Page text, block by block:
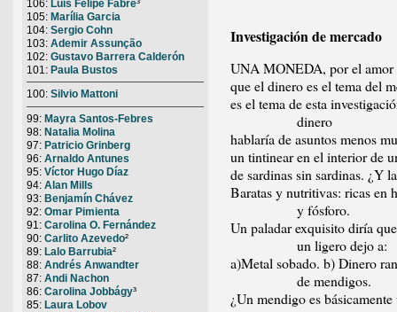
106: Luis Felipe Fabre³
105: Marília Garcia
104: Sergio Cohn
103: Ademir Assunção
102: Gustavo Barrera Calderón
101: Paula Bustos
100: Silvio Mattoni
99: Mayra Santos-Febres
98: Natalia Molina
97: Patricio Grinberg
96: Arnaldo Antunes
95: Víctor Hugo Díaz
94: Alan Mills
93: Benjamín Chávez
92: Omar Pimienta
91: Carolina O. Fernández
90: Carlito Azevedo²
89: Lalo Barrubia²
88: Andrés Anwandter
87: Andi Nachon
86: Carolina Jobbágy³
85: Laura Lobov
Investigación de mercado
UNA MONEDA, por el amor
que el dinero es el tema del
es el tema de esta
dinero
hablaría de asuntos menos
un tintinear en el interior de
de sardinas sin sardinas. ¿Y
Baratas y nutritivas: ricas en
y fósforo.
Un paladar exquisito diría
un ligero dejo a:
a)Metal sobado. b) Dinero
de mendigos.
¿Un mendigo es